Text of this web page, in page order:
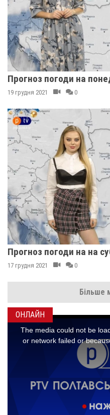
ОНЛАЙН
Прогноз погоди на
19 грудня 2021 0
Прогноз погоди на на
17 грудня 2021 0
Більше